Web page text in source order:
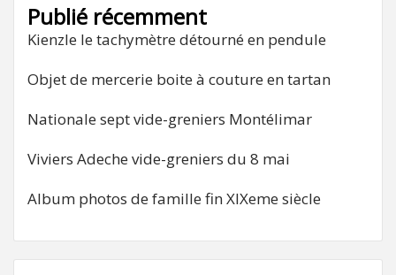
Publié récemment
Kienzle le tachymètre détourné en pendule
Objet de mercerie boite à couture en tartan
Nationale sept vide-greniers Montélimar
Viviers Adeche vide-greniers du 8 mai
Album photos de famille fin XIXeme siècle